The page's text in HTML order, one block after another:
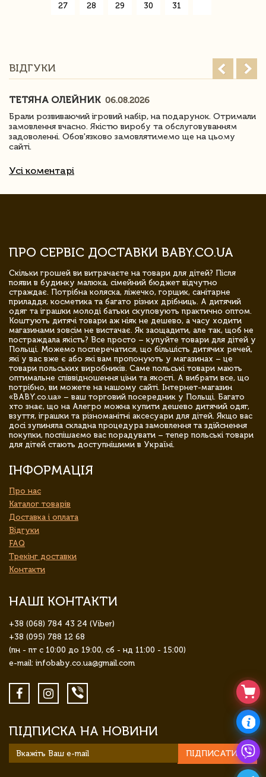
27 28 29 30 31
ВІДГУКИ
ТЕТЯНА ОЛЕЙНИК 06.08.2026
Брали розвиваючий ігровий набір, на подарунок. Отримали
замовлення вчасно. Якістю виробу та обслуговуванням
задоволенні. Обов'язково замовлятимемо ще на цьому
сайті.
Усі коментарі
ПРО СЕРВІС ДОСТАВКИ BABY.CO.UA
Скільки грошей ви витрачаєте на товари для дітей? Після
появи в будинку малюка, сімейний бюджет відчутно
страждає. Потрібна коляска, ліжечко, горщик, санітарне
приладдя, косметика та багато різних дрібниць. А дитячий
одяг та іграшки молоді батьки скуповують практично оптом.
Коштують дитячі товари аж ніяк не дешево, а часу ходити
магазинами зовсім не вистачає. Як заощадити, але так, щоб не
постраждала якість? Все просто – купуйте товари для дітей у
Польщі. Можемо посперечатися, що більшість дитячих речей,
які у вас вже є або які вам пропонують у магазинах – це
товари польських виробників. Саме польські товари мають
оптимальне співвідношення ціни та якості. А вибрати все, що
потрібно, ви можете на нашому сайті. Інтернет-магазин
«BABY.co.ua» – ваш торговий посередник у Польщі. Багато
хто знає, що на Алегро можна купити дешево дитячий одяг,
взуття, іграшки та різноманітні аксесуари для дітей. Якщо вас
досі зупиняла складна процедура замовлення та здійснення
покупки, поспішаємо вас порадувати – тепер польські товари
для дітей стають доступнішими в Україні.
ІНФОРМАЦІЯ
Про нас
Каталог товарів
Доставка і оплата
Відгуки
FAQ
Трекінг доставки
Контакти
НАШІ КОНТАКТИ
+38 (068) 784 43 24 (Viber)
+38 (095) 788 12 68
(пн - пт с 10:00 до 19:00, сб - нд 11:00 - 15:00)
e-mail: infobaby.co.ua@gmail.com
ПІДПИСКА НА НОВИНИ
ПІДПИСАТИСЯ